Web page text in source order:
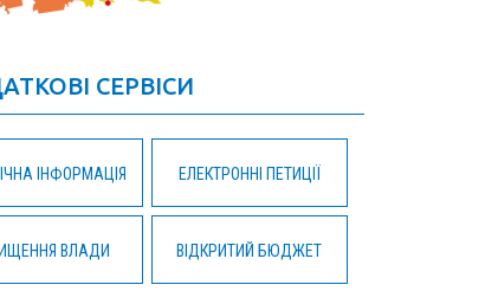
СЕРВІСИ
ІНФОРМАЦІЯ ЕЛЕКТРОННІ ПЕТИЦІЇ
ВЛАДИ ВІДКРИТИЙ БЮДЖЕТ